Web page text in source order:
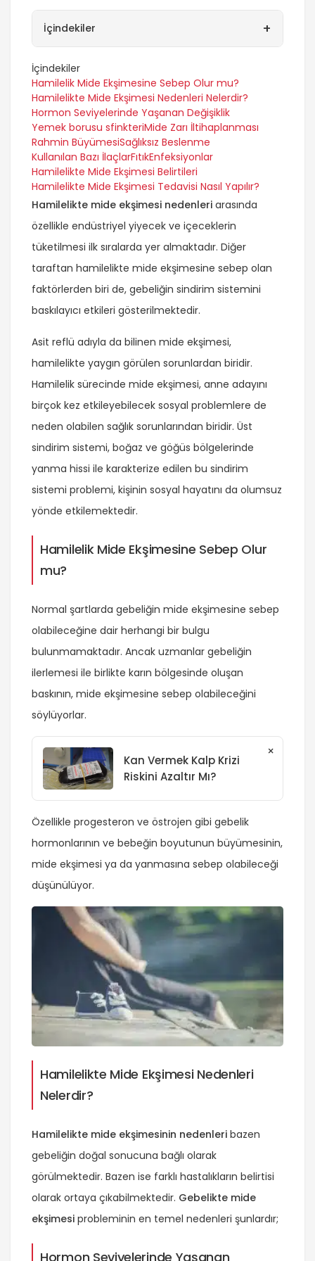
İçindekiler +
İçindekiler
Hamilelik Mide Ekşimesine Sebep Olur mu?
Hamilelikte Mide Ekşimesi Nedenleri Nelerdir?
Hormon Seviyelerinde Yaşanan Değişiklik
Yemek borusu sfinkteriMide Zarı İltihaplanması
Rahmin BüyümesiSağlıksız Beslenme
Kullanılan Bazı İlaçlarFıtıkEnfeksiyonlar
Hamilelikte Mide Ekşimesi Belirtileri
Hamilelikte Mide Ekşimesi Tedavisi Nasıl Yapılır?
Hamilelikte mide ekşimesi nedenleri arasında
özellikle endüstriyel yiyecek ve içeceklerin
tüketilmesi ilk sıralarda yer almaktadır. Diğer
taraftan hamilelikte mide ekşimesine sebep olan
faktörlerden biri de, gebeliğin sindirim sistemini
baskılayıcı etkileri gösterilmektedir.
Asit reflü adıyla da bilinen mide ekşimesi,
hamilelikte yaygın görülen sorunlardan biridir.
Hamilelik sürecinde mide ekşimesi, anne adayını
birçok kez etkileyebilecek sosyal problemlere de
neden olabilen sağlık sorunlarından biridir. Üst
sindirim sistemi, boğaz ve göğüs bölgelerinde
yanma hissi ile karakterize edilen bu sindirim
sistemi problemi, kişinin sosyal hayatını da olumsuz
yönde etkilemektedir.
Hamilelik Mide Ekşimesine Sebep Olur
mu?
Normal şartlarda gebeliğin mide ekşimesine sebep
olabileceğine dair herhangi bir bulgu
bulunmamaktadır. Ancak uzmanlar gebeliğin
ilerlemesi ile birlikte karın bölgesinde oluşan
baskının, mide ekşimesine sebep olabileceğini
söylüyorlar.
Kan Vermek Kalp Krizi
Riskini Azaltır Mı?
×
Özellikle progesteron ve östrojen gibi gebelik
hormonlarının ve bebeğin boyutunun büyümesinin,
mide ekşimesi ya da yanmasına sebep olabileceği
düşünülüyor.
Hamilelikte Mide Ekşimesi Nedenleri
Nelerdir?
Hamilelikte mide ekşimesinin nedenleri bazen
gebeliğin doğal sonucuna bağlı olarak
görülmektedir. Bazen ise farklı hastalıkların belirtisi
olarak ortaya çıkabilmektedir. Gebelikte mide
ekşimesi probleminin en temel nedenleri şunlardır;
Hormon Seviyelerinde Yaşanan